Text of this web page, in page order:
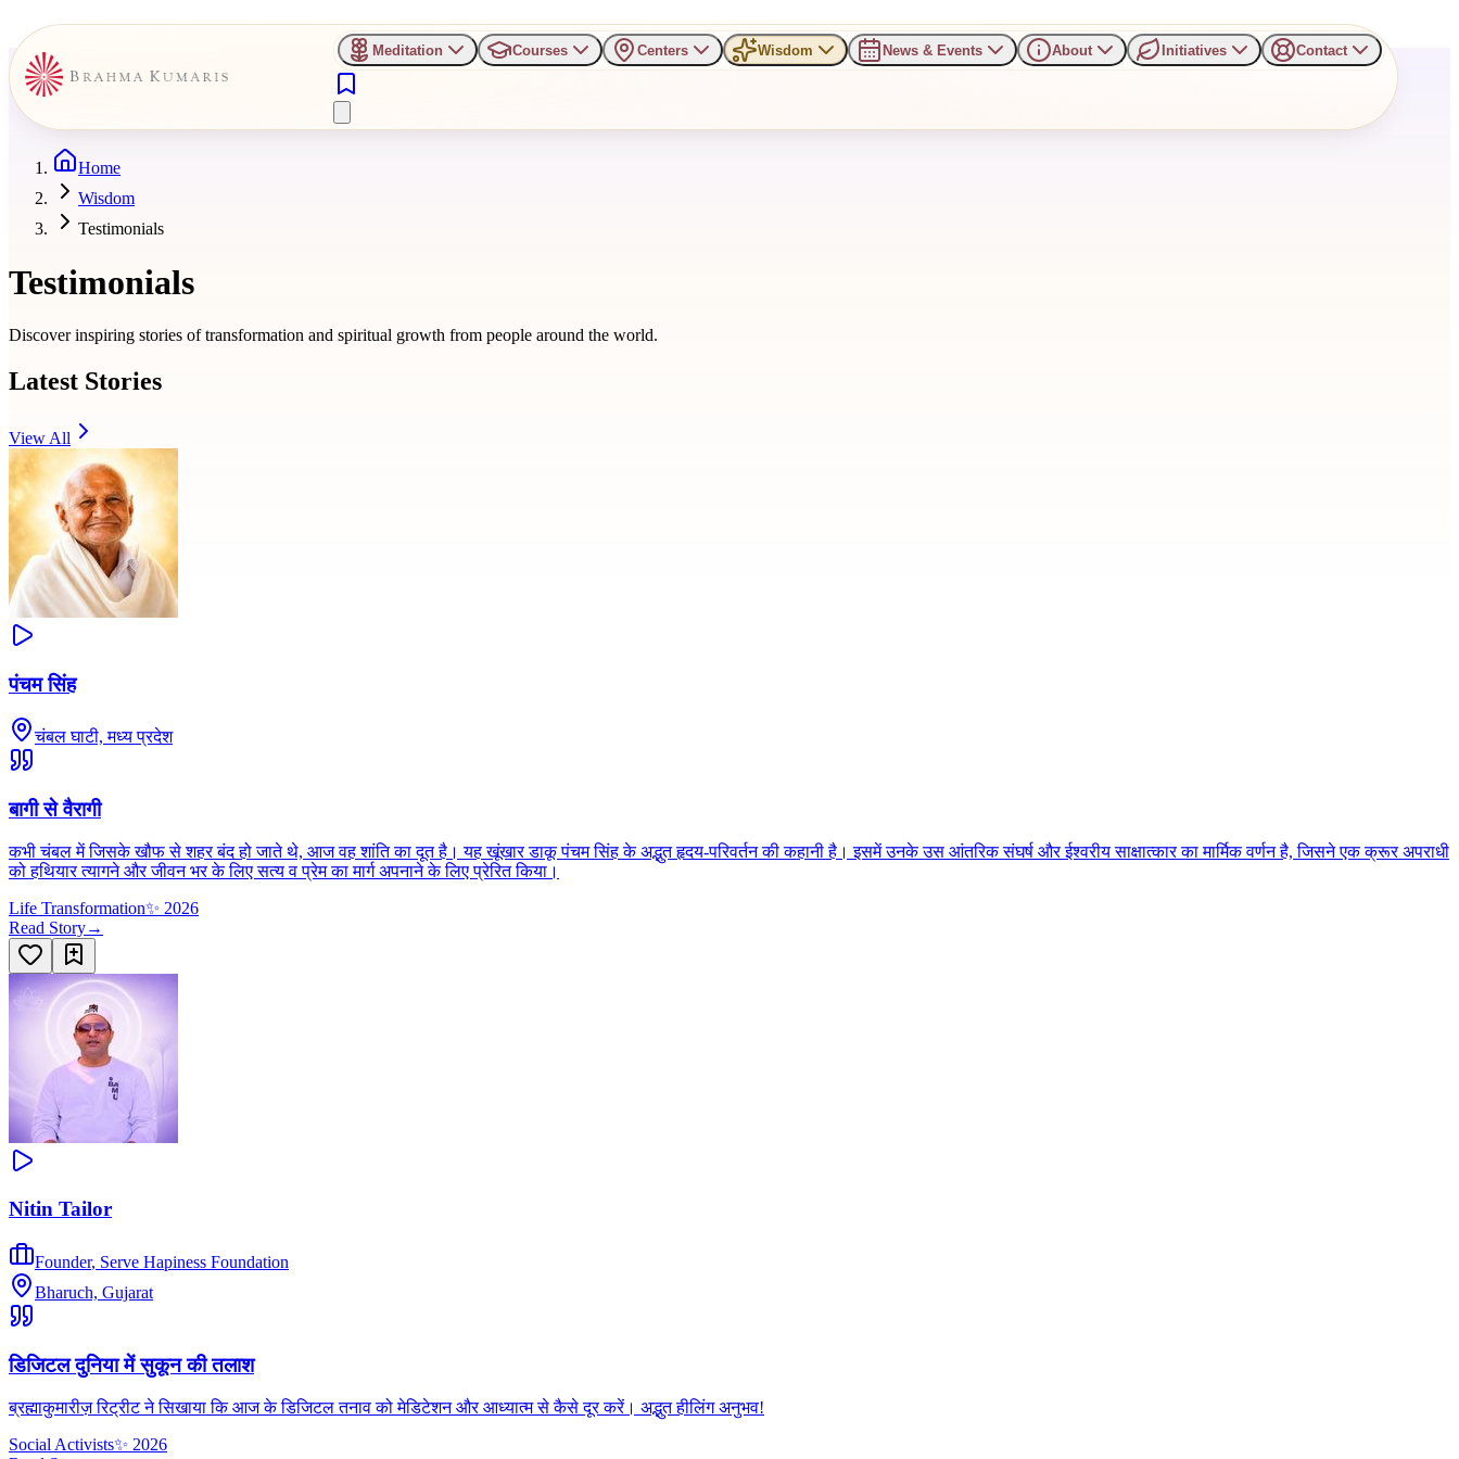
Meditation Courses Centers Wisdom News & Events About Initiatives Contact
Home
Wisdom
Testimonials
Testimonials
Discover inspiring stories of transformation and spiritual growth from people around the world.
Latest Stories
View All
पंचम सिंह
चंबल घाटी, मध्य प्रदेश
बागी से वैरागी
कभी चंबल में जिसके खौफ से शहर बंद हो जाते थे, आज वह शांति का दूत है। यह खूंखार डाकू पंचम सिंह के अद्भुत हृदय-परिवर्तन की कहानी है। इसमें उनके उस आंतरिक संघर्ष और ईश्वरीय साक्षात्कार का मार्मिक वर्णन है, जिसने एक क्रूर अपराधी
को हथियार त्यागने और जीवन भर के लिए सत्य व प्रेम का मार्ग अपनाने के लिए प्रेरित किया।
Life Transformation✨ 2026
Read Story→
Nitin Tailor
Founder, Serve Hapiness Foundation
Bharuch, Gujarat
डिजिटल दुनिया में सुकून की तलाश
ब्रह्माकुमारीज़ रिट्रीट ने सिखाया कि आज के डिजिटल तनाव को मेडिटेशन और आध्यात्म से कैसे दूर करें। अद्भुत हीलिंग अनुभव!
Social Activists✨ 2026